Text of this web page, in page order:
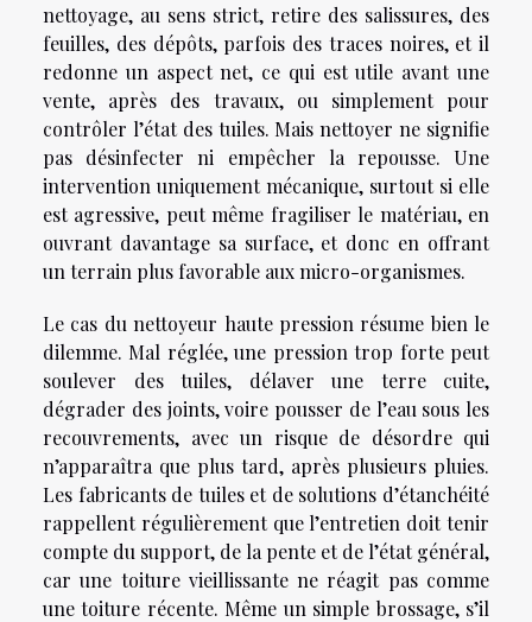
nettoyage, au sens strict, retire des salissures, des
feuilles, des dépôts, parfois des traces noires, et il
redonne un aspect net, ce qui est utile avant une
vente, après des travaux, ou simplement pour
contrôler l’état des tuiles. Mais nettoyer ne signifie
pas désinfecter ni empêcher la repousse. Une
intervention uniquement mécanique, surtout si elle
est agressive, peut même fragiliser le matériau, en
ouvrant davantage sa surface, et donc en offrant
un terrain plus favorable aux micro-organismes.
Le cas du nettoyeur haute pression résume bien le
dilemme. Mal réglée, une pression trop forte peut
soulever des tuiles, délaver une terre cuite,
dégrader des joints, voire pousser de l’eau sous les
recouvrements, avec un risque de désordre qui
n’apparaîtra que plus tard, après plusieurs pluies.
Les fabricants de tuiles et de solutions d’étanchéité
rappellent régulièrement que l’entretien doit tenir
compte du support, de la pente et de l’état général,
car une toiture vieillissante ne réagit pas comme
une toiture récente. Même un simple brossage, s’il